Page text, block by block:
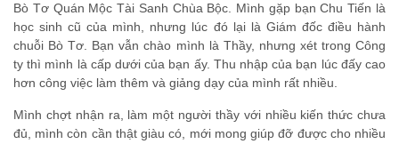
Bò Tơ Quán Mộc Tài Sanh Chùa Bộc. Mình gặp bạn Chu Tiến là
học sinh cũ của mình, nhưng lúc đó lại là Giám đốc điều hành
chuỗi Bò Tơ. Bạn vẫn chào mình là Thầy, nhưng xét trong Công
ty thì mình là cấp dưới của bạn ấy. Thu nhập của bạn lúc đấy cao
hơn công việc làm thêm và giảng dạy của mình rất nhiều.
Mình chợt nhận ra, làm một người thầy với nhiều kiến thức chưa
đủ, mình còn cần thật giàu có, mới mong giúp đỡ được cho nhiều